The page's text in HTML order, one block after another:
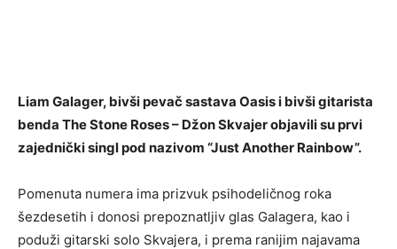
Liam Galager, bivši pevač sastava Oasis i bivši gitarista
benda The Stone Roses – Džon Skvajer objavili su prvi
zajednički singl pod nazivom “Just Another Rainbow”.
Pomenuta numera ima prizvuk psihodeličnog roka
šezdesetih i donosi prepoznatljiv glas Galagera, kao i
poduži gitarski solo Skvajera, i prema ranijim najavama